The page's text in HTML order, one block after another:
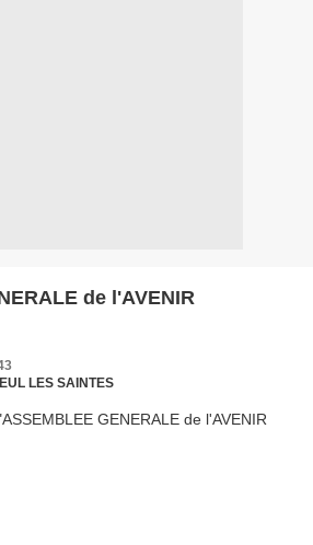
de l'AVENIR
LES SAINTES